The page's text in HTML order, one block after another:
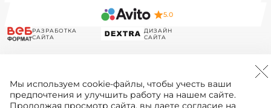
5.0
РАЗРАБОТКА
САЙТА
ДИЗАЙН
САЙТА
Мы используем cookie-файлы, чтобы учесть ваши
предпочтения и улучшить работу на нашем сайте.
Продолжая просмотр сайта, вы даете согласие на